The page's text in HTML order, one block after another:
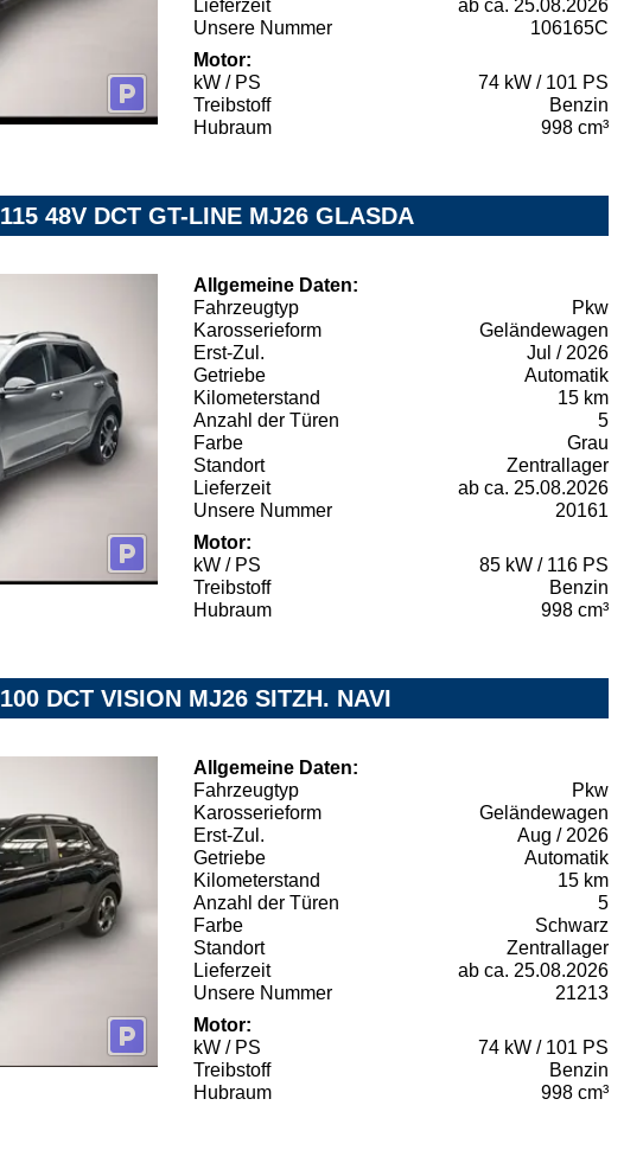
Lieferzeit
ab ca. 25.08.2026
Unsere Nummer
106165C
Motor:
kW / PS
74 kW / 101 PS
Treibstoff
Benzin
Hubraum
998 cm³
48V DCT GT-LINE MJ26 GLASDA
Allgemeine Daten:
Fahrzeugtyp
Pkw
Karosserieform
Geländewagen
Erst-Zul.
Jul / 2026
Getriebe
Automatik
Kilometerstand
15 km
Anzahl der Türen
5
Farbe
Grau
Standort
Zentrallager
Lieferzeit
ab ca. 25.08.2026
Unsere Nummer
20161
Motor:
kW / PS
85 kW / 116 PS
Treibstoff
Benzin
Hubraum
998 cm³
DCT VISION MJ26 SITZH. NAVI
Allgemeine Daten:
Fahrzeugtyp
Pkw
Karosserieform
Geländewagen
Erst-Zul.
Aug / 2026
Getriebe
Automatik
Kilometerstand
15 km
Anzahl der Türen
5
Farbe
Schwarz
Standort
Zentrallager
Lieferzeit
ab ca. 25.08.2026
Unsere Nummer
21213
Motor:
kW / PS
74 kW / 101 PS
Treibstoff
Benzin
Hubraum
998 cm³